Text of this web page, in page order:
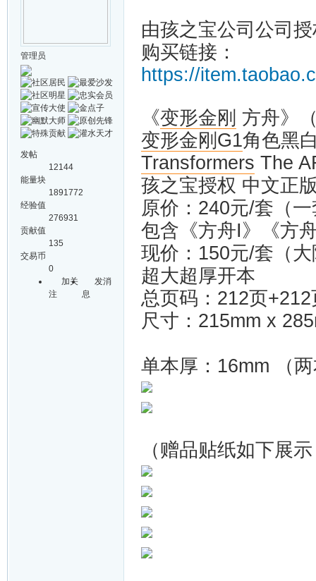
管理员
发帖
12144
能量块
1891772
经验值
276931
贡献值
135
交易币
0
加关
注
发消
息
由孩之宝公司公司
购买链接：
https://
《变形金刚 方舟》
变形金刚G1角色黑
Transformers The
孩之宝授权 中文
原价：240元/套（
包含《方舟I》《方
现价：150元/套（
超大超厚开本
总页码：212页+212
尺寸：215mm x
单本厚：16mm （
（赠品贴纸如下展